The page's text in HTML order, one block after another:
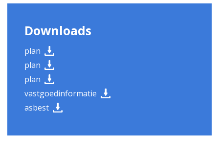
Downloads
plan
plan
plan
vastgoedinformatie
asbest